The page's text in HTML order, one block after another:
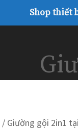
Shop thiết
/ Giường gội 2in1